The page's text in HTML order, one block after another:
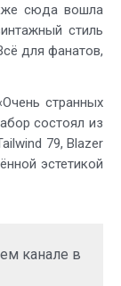
сюда вошла
стиль
для фанатов,
странных
состоял из
79, Blazer
эстетикой
канале в